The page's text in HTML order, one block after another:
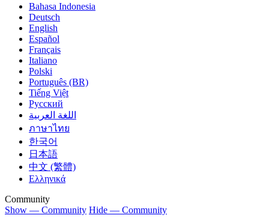
Bahasa Indonesia
Deutsch
English
Español
Français
Italiano
Polski
Português (BR)
Tiếng Việt
Русский
اللغة العربية
ภาษาไทย
한국어
日本語
中文 (繁體)
Ελληνικά
Community
Show — Community Hide — Community